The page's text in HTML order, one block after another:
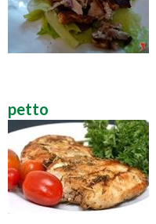
petto